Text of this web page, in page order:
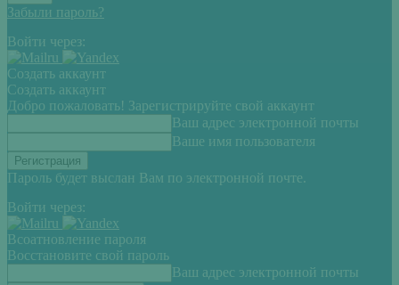
Забыли пароль?
Войти через:
Создать аккаунт
Создать аккаунт
Добро пожаловать! Зарегистрируйте свой аккаунт
Ваш адрес электронной почты
Ваше имя пользователя
Пароль будет выслан Вам по электронной почте.
Войти через:
Всоатновление пароля
Восстановите свой пароль
Ваш адрес электронной почты